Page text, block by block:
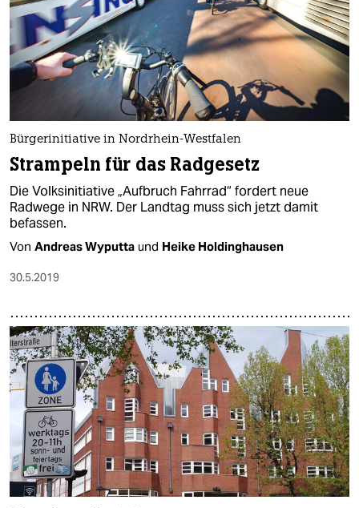
Bürgerinitiative in Nordrhein-Westfalen
Strampeln für das Radgesetz
Die Volksinitiative „Aufbruch Fahrrad“ fordert neue
Radwege in NRW. Der Landtag muss sich jetzt damit
befassen.
Von Andreas Wyputta und Heike Holdinghausen
30.5.2019